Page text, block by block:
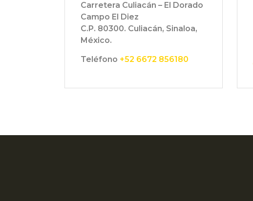
Carretera Culiacán – El Dorado
Campo El Diez
C.P. 80300. Culiacán, Sinaloa,
México.
Teléfono +52 6672 856180